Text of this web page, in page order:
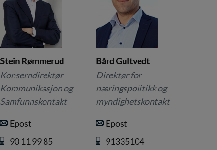
Stein Rømmerud
Konserndirektør
Kommunikasjon og
Samfunnskontakt
Epost
90 11 99 85
Bård Gultvedt
Direktør for
næringspolitikk og
myndighetskontakt
Epost
91335104